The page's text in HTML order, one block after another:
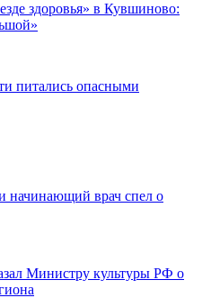
здоровья» в Кувшиново:
питались опасными
начинающий врач спел о
Министру культуры РФ о